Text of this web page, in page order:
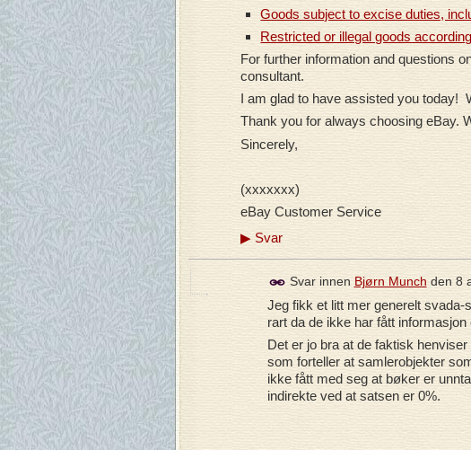
Goods subject to excise duties,
Restricted or illegal goods
For further information and questions
consultant.
I am glad to have assisted you today!
Thank you for always choosing eBay.
Sincerely,
(xxxxxxx)
eBay Customer Service
▶Svar
Svar innen Bjørn Munch den 8
Jeg fikk et litt mer generelt
rart da de ikke har fått informasjon
Det er jo bra at de faktisk
som forteller at samlerobjekter
ikke fått med seg at bøker er
indirekte ved at satsen er 0%.